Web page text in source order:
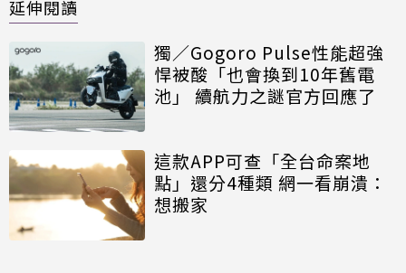
延伸閱讀
獨／Gogoro Pulse性能超強
悍被酸「也會換到10年舊電
池」 續航力之謎官方回應了
這款APP可查「全台命案地
點」還分4種類 網一看崩潰：
想搬家